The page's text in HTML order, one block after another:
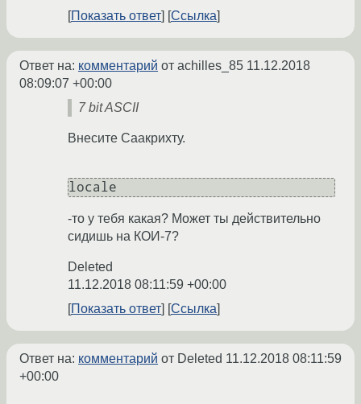
Показать ответ Ссылка
Ответ на: комментарий от achilles_85 11.12.2018
08:09:07 +00:00
7 bit ASCII
Внесите Саакрихту.
locale
-то у тебя какая? Может ты действительно
сидишь на КОИ-7?
Deleted
11.12.2018 08:11:59 +00:00
Показать ответ
Ссылка
Ответ на: комментарий от Deleted 11.12.2018 08:11:59
+00:00